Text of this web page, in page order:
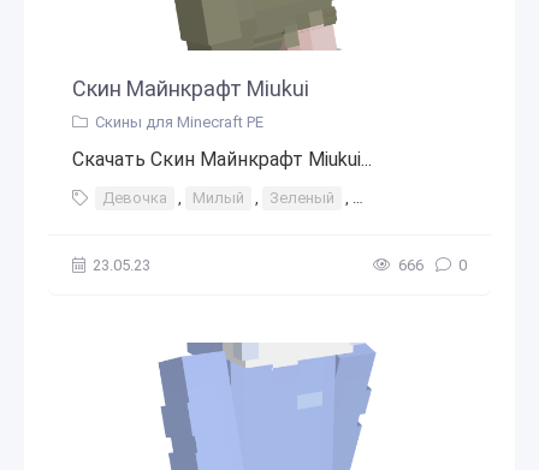
Скин Майнкрафт Miukui
Скины для Minecraft PE
Скачать Скин Майнкрафт Miukui...
Девочка , Милый , Зеленый , Лягушка (Жаба)
23.05.23 666 0